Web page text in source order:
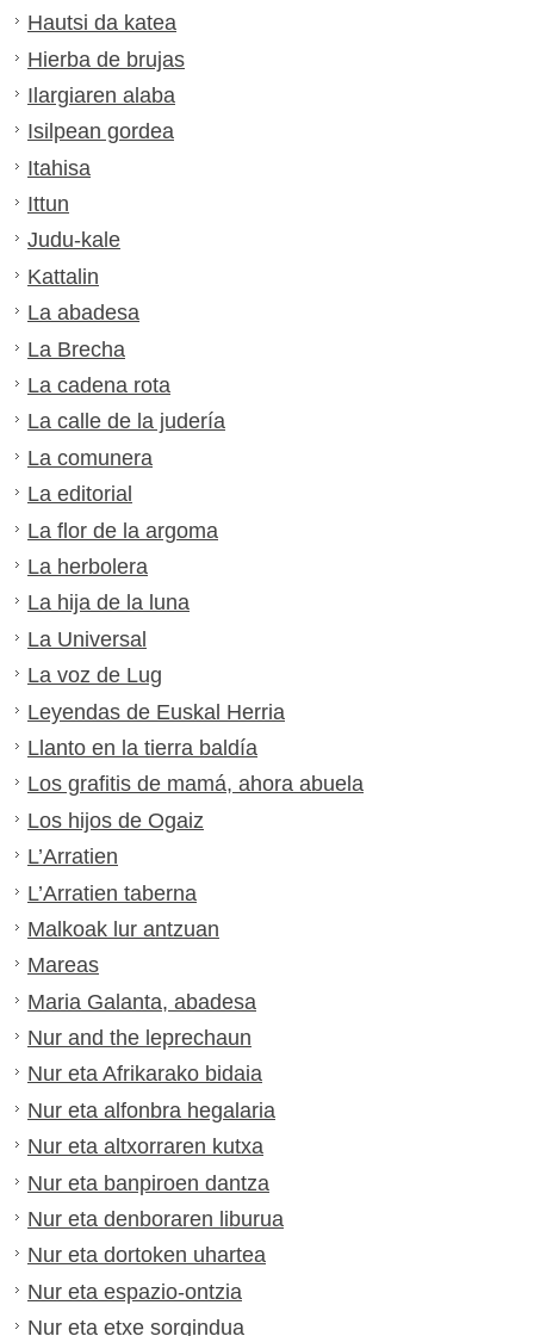
Hautsi da katea
Hierba de brujas
Ilargiaren alaba
Isilpean gordea
Itahisa
Ittun
Judu-kale
Kattalin
La abadesa
La Brecha
La cadena rota
La calle de la judería
La comunera
La editorial
La flor de la argoma
La herbolera
La hija de la luna
La Universal
La voz de Lug
Leyendas de Euskal Herria
Llanto en la tierra baldía
Los grafitis de mamá, ahora abuela
Los hijos de Ogaiz
L’Arratien
L’Arratien taberna
Malkoak lur antzuan
Mareas
Maria Galanta, abadesa
Nur and the leprechaun
Nur eta Afrikarako bidaia
Nur eta alfonbra hegalaria
Nur eta altxorraren kutxa
Nur eta banpiroen dantza
Nur eta denboraren liburua
Nur eta dortoken uhartea
Nur eta espazio-ontzia
Nur eta etxe sorgindua